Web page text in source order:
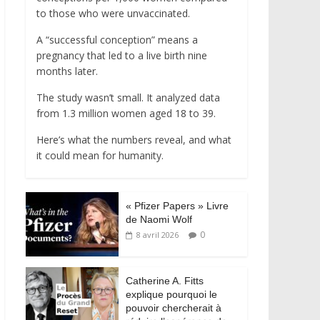
to those who were unvaccinated.
A “successful conception” means a
pregnancy that led to a live birth nine
months later.
The study wasn’t small. It analyzed data
from 1.3 million women aged 18 to 39.
Here’s what the numbers reveal, and what
it could mean for humanity.
« Pfizer Papers » Livre
de Naomi Wolf
8 avril 2026 0
Catherine A. Fitts
explique pourquoi le
pouvoir chercherait à